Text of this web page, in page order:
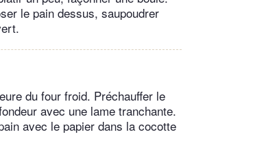
le pain dessus, saupoudrer
du four froid. Préchauffer le
avec une lame tranchante.
avec le papier dans la cocotte